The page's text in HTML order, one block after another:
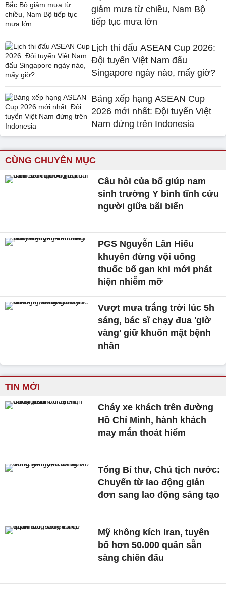
giảm mưa từ chiều, Nam Bộ
tiếp tục mưa lớn
Lịch thi đấu ASEAN Cup 2026:
Đội tuyển Việt Nam đấu
Singapore ngày nào, mấy giờ?
Bảng xếp hạng ASEAN Cup
2026 mới nhất: Đội tuyển Việt
Nam đứng trên Indonesia
CÙNG CHUYÊN MỤC
Câu hỏi của bố giúp nam
sinh trường Y bình tĩnh cứu
người giữa bãi biển
PGS Nguyễn Lân Hiếu
khuyên đừng vội uống
thuốc bổ gan khi mới phát
hiện nhiễm mỡ
Vượt mưa trắng trời lúc 5h
sáng, bác sĩ chạy đua 'giờ
vàng' giữ khuôn mặt bệnh
nhân
TIN MỚI
Cháy xe khách trên đường
Hồ Chí Minh, hành khách
may mắn thoát hiểm
Tổng Bí thư, Chủ tịch nước:
Chuyển từ lao động giản
đơn sang lao động sáng tạo
Mỹ không kích Iran, tuyên
bố hơn 50.000 quân sẵn
sàng chiến đấu